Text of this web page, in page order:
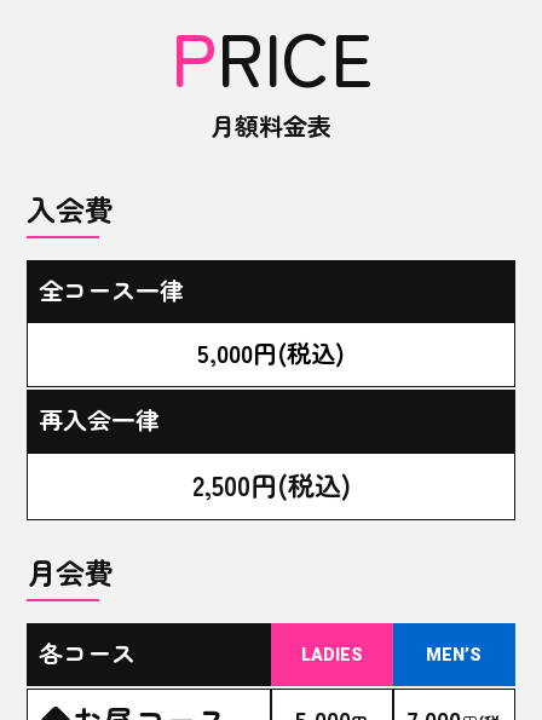
PRICE
月額料金表
入会費
全コース一律
5,000円(税込)
再入会一律
2,500円(税込)
月会費
各コース LADIES MEN’S